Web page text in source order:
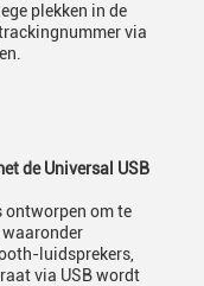
plekken in de
via
de Universal USB
ontworpen om te
waaronder
luidsprekers,
via USB wordt